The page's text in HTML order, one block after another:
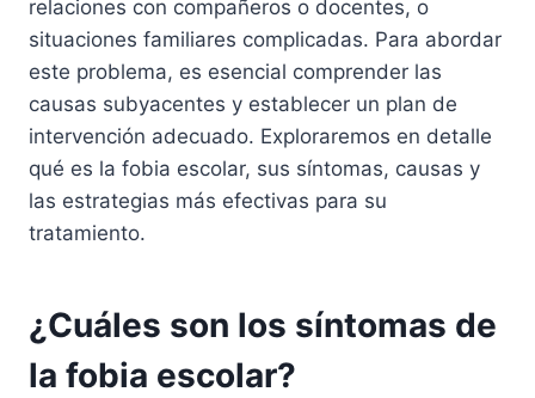
relaciones con compañeros o docentes, o
situaciones familiares complicadas. Para abordar
este problema, es esencial comprender las
causas subyacentes y establecer un plan de
intervención adecuado. Exploraremos en detalle
qué es la fobia escolar, sus síntomas, causas y
las estrategias más efectivas para su
tratamiento.
¿Cuáles son los síntomas de
la fobia escolar?